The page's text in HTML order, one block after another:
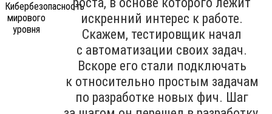
искренний интерес к работе.
Скажем, тестировщик начал
с автоматизации своих задач.
Вскоре его стали подключать
к относительно простым задачам
по разработке новых фич. Шаг